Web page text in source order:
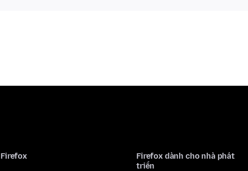
Firefox
Firefox dành cho nhà phát
triển